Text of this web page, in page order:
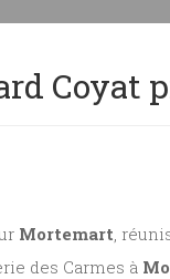
Coyat
Mortemart,
des Carmes à